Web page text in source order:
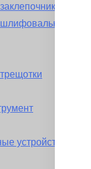
устройства